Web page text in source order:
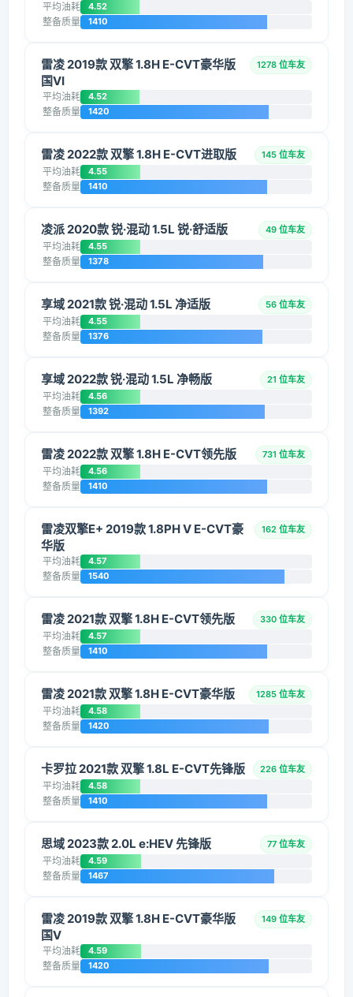
平均油耗 4.52
整备质量 1410
雷凌 2019款 双擎 1.8H E-CVT豪华版
国VI
1278 位车友
平均油耗 4.52
整备质量 1420
雷凌 2022款 双擎 1.8H E-CVT进取版 145 位车友
平均油耗 4.55
整备质量 1410
凌派 2020款 锐·混动 1.5L 锐·舒适版 49 位车友
平均油耗 4.55
整备质量 1378
享域 2021款 锐·混动 1.5L 净适版 56 位车友
平均油耗 4.55
整备质量 1376
享域 2022款 锐·混动 1.5L 净畅版 21 位车友
平均油耗 4.56
整备质量 1392
雷凌 2022款 双擎 1.8H E-CVT领先版 731 位车友
平均油耗 4.56
整备质量 1410
雷凌双擎E+ 2019款 1.8PH V E-CVT豪
华版
162 位车友
平均油耗 4.57
整备质量 1540
雷凌 2021款 双擎 1.8H E-CVT领先版 330 位车友
平均油耗 4.57
整备质量 1410
雷凌 2021款 双擎 1.8H E-CVT豪华版 1285 位车友
平均油耗 4.58
整备质量 1420
卡罗拉 2021款 双擎 1.8L E-CVT先锋版 226 位车友
平均油耗 4.58
整备质量 1410
思域 2023款 2.0L e:HEV 先锋版 77 位车友
平均油耗 4.59
整备质量 1467
雷凌 2019款 双擎 1.8H E-CVT豪华版
国V
149 位车友
平均油耗 4.59
整备质量 1420